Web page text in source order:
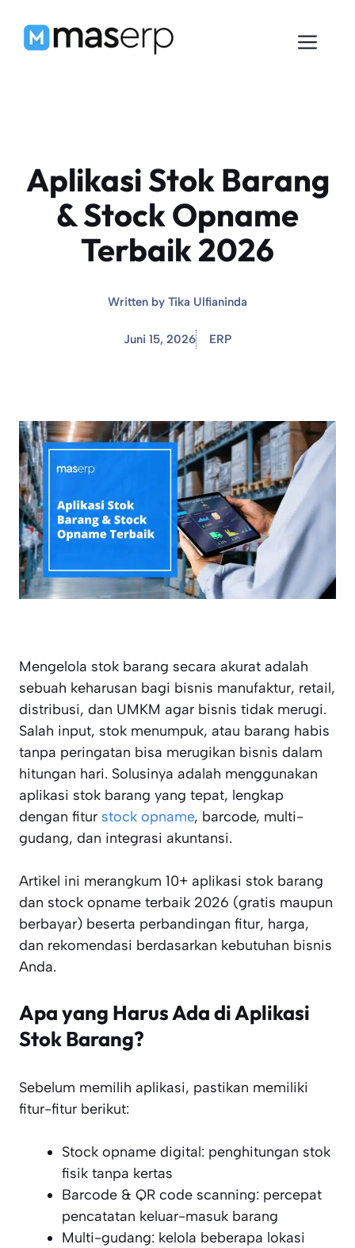
Aplikasi Stok Barang
& Stock Opname
Terbaik 2026
Written by Tika Ulfianinda
Juni 15, 2026 ERP
Mengelola stok barang secara akurat adalah
sebuah keharusan bagi bisnis manufaktur, retail,
distribusi, dan UMKM agar bisnis tidak merugi.
Salah input, stok menumpuk, atau barang habis
tanpa peringatan bisa merugikan bisnis dalam
hitungan hari. Solusinya adalah menggunakan
aplikasi stok barang yang tepat, lengkap
dengan fitur stock opname, barcode, multi-
gudang, dan integrasi akuntansi.
Artikel ini merangkum 10+ aplikasi stok barang
dan stock opname terbaik 2026 (gratis maupun
berbayar) beserta perbandingan fitur, harga,
dan rekomendasi berdasarkan kebutuhan bisnis
Anda.
Apa yang Harus Ada di Aplikasi
Stok Barang?
Sebelum memilih aplikasi, pastikan memiliki
fitur-fitur berikut:
Stock opname digital: penghitungan stok
fisik tanpa kertas
Barcode & QR code scanning: percepat
pencatatan keluar-masuk barang
Multi-gudang: kelola beberapa lokasi